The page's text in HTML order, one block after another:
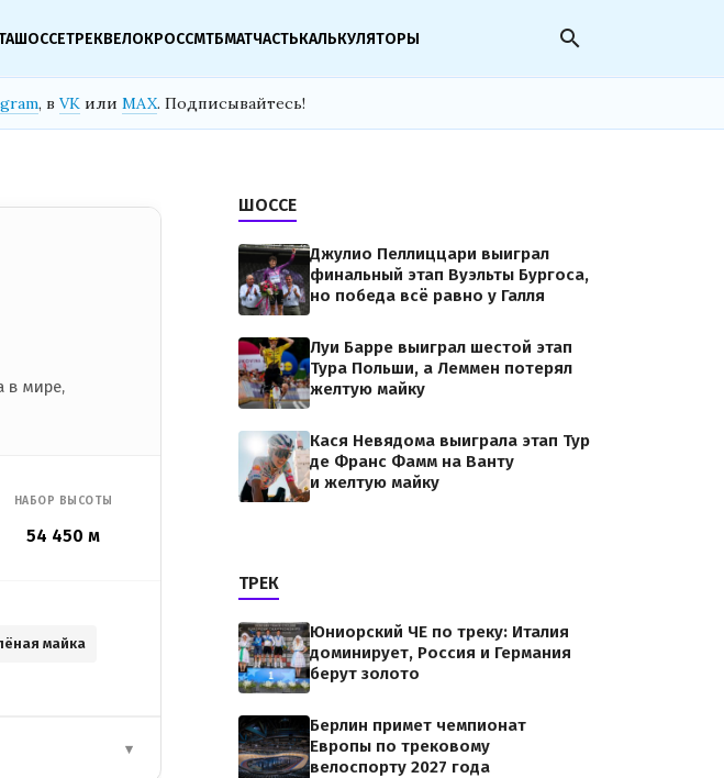
ШОССЕТРЕКВЕЛОКРОССМТБМАТЧАСТЬКАЛЬКУЛЯТОРЫ search
, в VK или MAX. Подписывайтесь!
в мире,
НАБОР ВЫСОТЫ
54 450 м
майка
▾
ШОССЕ
Джулио Пеллиццари выиграл
финальный этап Вуэльты Бургоса,
но победа всё равно у Галля
Луи Барре выиграл шестой этап
Тура Польши, а Леммен потерял
желтую майку
Кася Невядома выиграла этап Тур
де Франс Фамм на Ванту
и желтую майку
ТРЕК
Юниорский ЧЕ по треку: Италия
доминирует, Россия и Германия
берут золото
Берлин примет чемпионат
Европы по трековому
велоспорту 2027 года